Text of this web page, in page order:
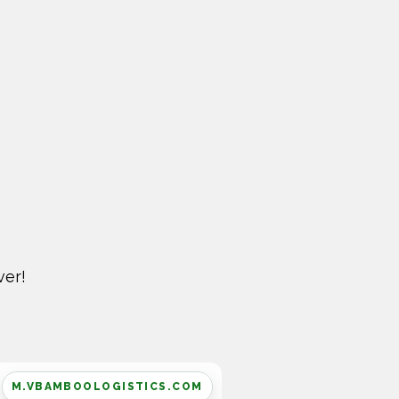
M.VBAMBOOLOGISTICS.COM